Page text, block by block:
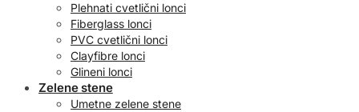
Plehnati cvetlični lonci
Fiberglass lonci
PVC cvetlični lonci
Clayfibre lonci
Glineni lonci
Zelene stene
Umetne zelene stene